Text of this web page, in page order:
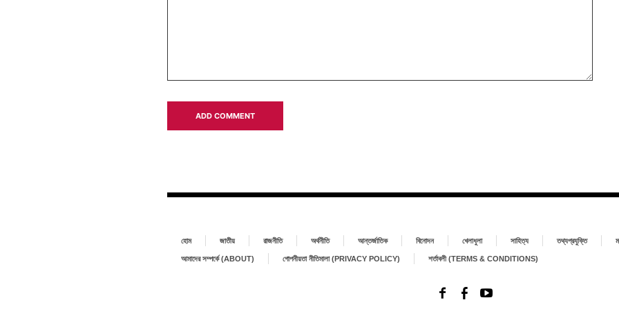
হোম জাতীয় রাজনীতি অর্থনীতি আন্তর্জাতিক বিনোদন খেলাধুলা সাহিত্য তথ্যপ্রযুক্তি
আমাদের সম্পর্কে (ABOUT) গোপনীয়তা নীতিমালা (PRIVACY POLICY) শর্তাবলী (TERMS & CONDITIONS)